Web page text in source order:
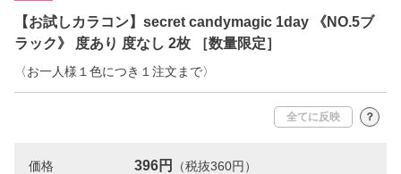
【お試しカラコン】secret candymagic 1day 《NO.5ブ
ラック》 度あり 度なし 2枚 ［数量限定］
〈お一人様１色につき１注文まで〉
全てに反映 ？
価格 396円 （税抜360円）